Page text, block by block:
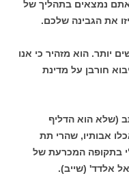
נמצאים בתהליך של
את הגבינה שלכם.
יותר. הוא מזהיר כי אנו
חורבן על מדינת
(שלא הוא הדליף
אבותיו, שהרי תת
בתקופה המכרעת של
אלדד' (שייב).